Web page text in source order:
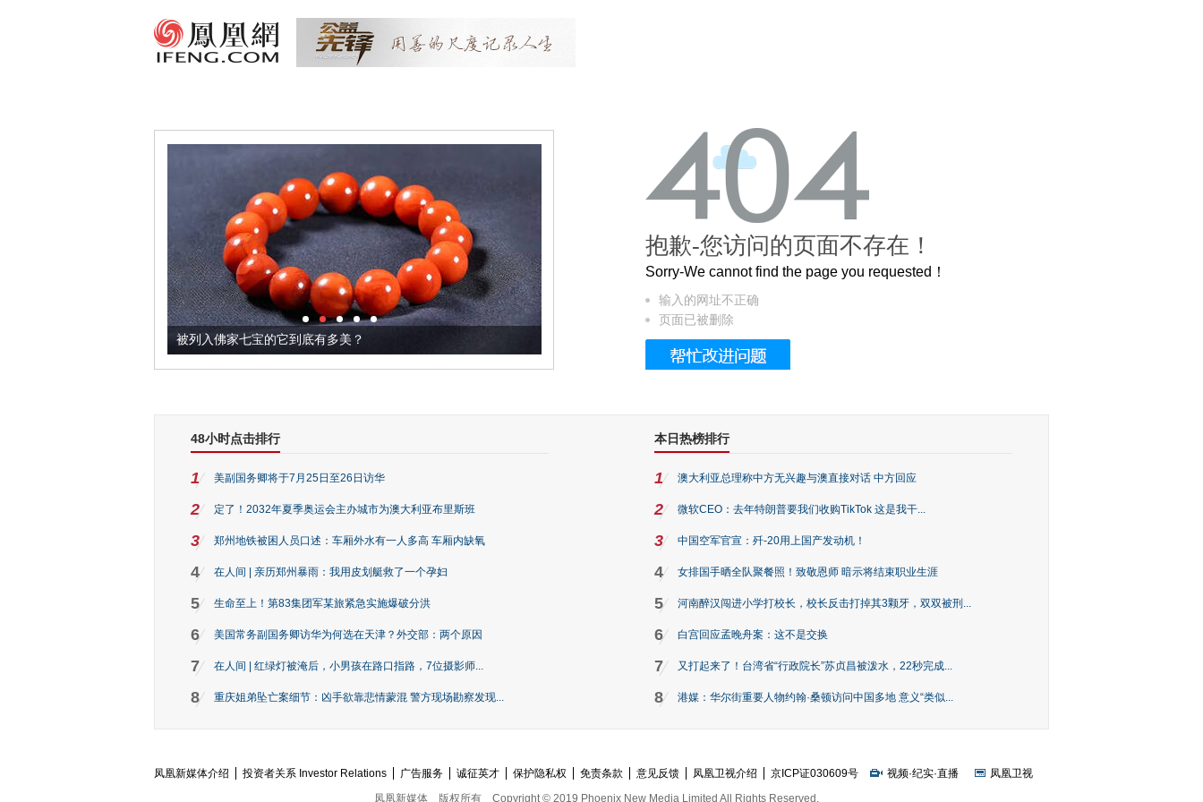
被列入佛家七宝的它到底有多美？ 这个3.2米的长卷，还原了600岁的紫禁城
抱歉-您访问的页面不存在！
Sorry-We cannot find the page you requested！
输入的网址不正确
页面已被删除
48小时点击排行
1 美副国务卿将于7月25日至26日访华
2 定了！2032年夏季奥运会主办城市为澳大利亚布里斯班
3 郑州地铁被困人员口述：车厢外水有一人多高 车厢内缺氧
4 在人间 | 亲历郑州暴雨：我用皮划艇救了一个孕妇
5 生命至上！第83集团军某旅紧急实施爆破分洪
6 美国常务副国务卿访华为何选在天津？外交部：两个原因
7 在人间 | 红绿灯被淹后，小男孩在路口指路，7位摄影师...
8 重庆姐弟坠亡案细节：凶手欲靠悲情蒙混 警方现场勘察发现...
本日热榜排行
1 澳大利亚总理称中方无兴趣与澳直接对话 中方回应
2 微软CEO：去年特朗普要我们收购TikTok 这是我干...
3 中国空军官宣：歼-20用上国产发动机！
4 女排国手晒全队聚餐照！致敬恩师 暗示将结束职业生涯
5 河南醉汉闯进小学打校长，校长反击打掉其3颗牙，双双被刑...
6 白宫回应孟晚舟案：这不是交换
7 又打起来了！台湾省“行政院长”苏贞昌被泼水，22秒完成...
8 港媒：华尔街重要人物约翰·桑顿访问中国多地 意义“类似...
凤凰新媒体介绍 投资者关系 Investor Relations 广告服务 诚征英才 保护隐私权 免责条款 意见反馈 凤凰卫视介绍 京ICP证030609号 视频·纪实·直播
凤凰卫视
凤凰新媒体
版权所有 Copyright © 2019 Phoenix New Media Limited All Rights Reserved.